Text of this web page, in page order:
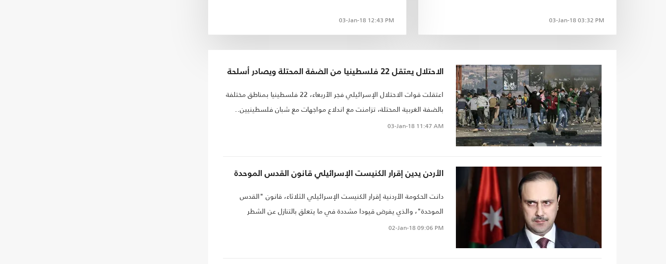
03-Jan-18 03:32 PM
من أصل 120 عضوا..
03-Jan-18 12:43 PM
الاحتلال يعتقل 22 فلسطينيا من الضفة المحتلة ويصادر أسلحة
اعتقلت قوات الاحتلال الإسرائيلي فجر الأربعاء، 22 فلسطينيا بمناطق مختلفة
بالضفة الغربية المحتلة، تزامنت مع اندلاع مواجهات مع شبان فلسطينيين..
03-Jan-18 11:47 AM
الأردن يدين إقرار الكنيست الإسرائيلي قانون القدس الموحدة
دانت الحكومة الأردنية إقرار الكنيست الإسرائيلي الثلاثاء، قانون "القدس
الموحدة"، والذي يفرض قيودا مشددة في ما يتعلق بالتنازل عن الشطر
الشرقي للمدينة المحتلة، أو أي أجزاء أخرى من مدينة القدس للفلسطينيين في
02-Jan-18 09:06 PM